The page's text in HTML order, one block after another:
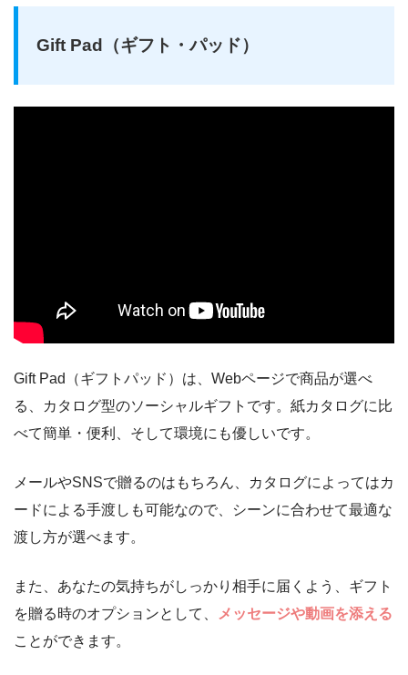
Gift Pad（ギフト・パッド）
Gift Pad（ギフトパッド）は、Webページで商品が選べ
る、カタログ型のソーシャルギフトです。紙カタログに比
べて簡単・便利、そして環境にも優しいです。
メールやSNSで贈るのはもちろん、カタログによってはカ
ードによる手渡しも可能なので、シーンに合わせて最適な
渡し方が選べます。
また、あなたの気持ちがしっかり相手に届くよう、ギフト
を贈る時のオプションとして、
メッセージや動画を添える
ことができます。